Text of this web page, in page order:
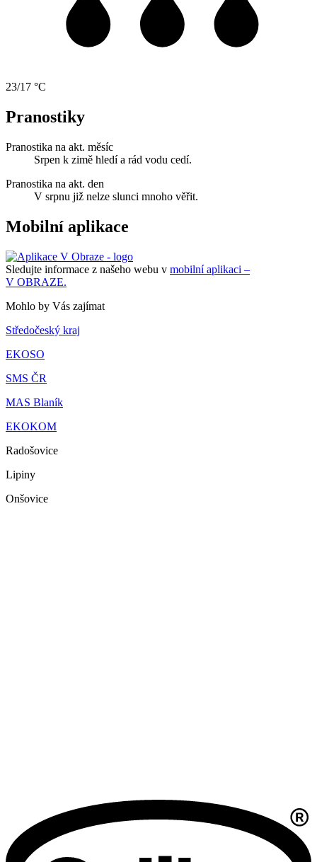
23/17 °C
Pranostiky
Pranostika na akt. měsíc
Srpen k zimě hledí a rád vodu cedí.
Pranostika na akt. den
V srpnu již nelze slunci mnoho věřit.
Mobilní aplikace
Sledujte informace z našeho webu v mobilní aplikaci –
V OBRAZE.
Mohlo by Vás zajímat
Středočeský kraj
EKOSO
SMS ČR
MAS Blaník
EKOKOM
Radošovice
Lipiny
Onšovice